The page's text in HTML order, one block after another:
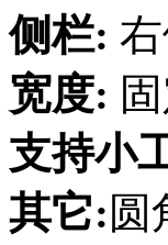
侧栏:
宽度:
支持小
其它:圆